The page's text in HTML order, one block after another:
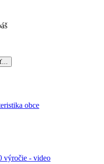
obce
výročie - video